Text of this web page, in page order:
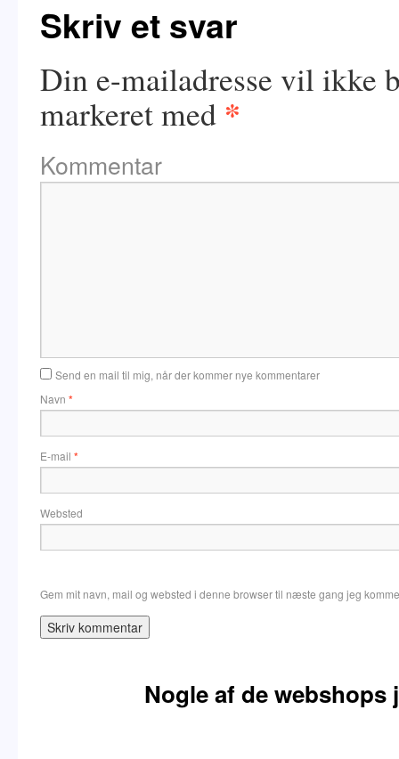
Skriv et svar
Din e-mailadresse vil ikke
markeret med *
Kommentar
Send en mail til mig, når der kommer nye kommentarer
Navn *
E-mail *
Websted
Gem mit navn, mail og websted i denne browser til næste gang jeg
Nogle af de